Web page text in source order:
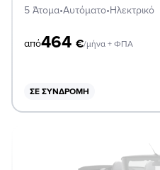
5 Άτομα•Αυτόματο•Ηλεκτρικό
από464 €/μήνα + ΦΠΑ
ΣΕ ΣΥΝΔΡΟΜΉ